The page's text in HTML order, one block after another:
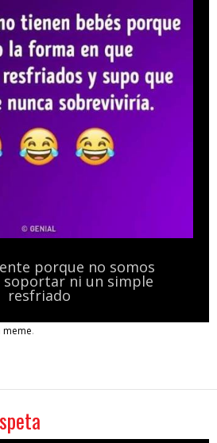
porque no somos
soportar ni un simple
resfriado
meme.